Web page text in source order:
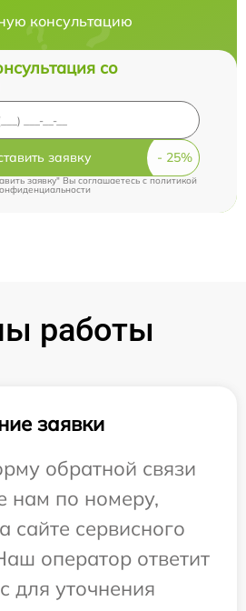
консультацию
со
заявку
заявку" Вы соглашаетесь c политикой
работы
заявки
обратной связи
нам по номеру,
сайте сервисного
оператор ответит
для уточнения